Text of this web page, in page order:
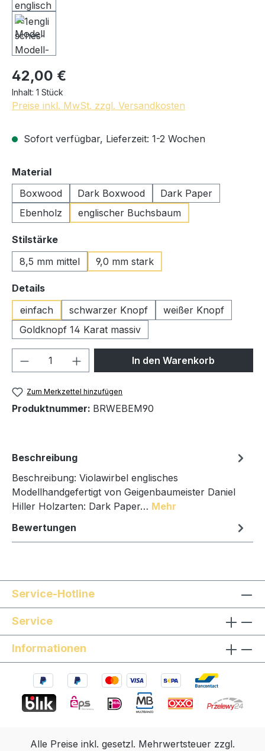
42,00 €
Inhalt: 1 Stück
Preise inkl. MwSt. zzgl. Versandkosten
Sofort verfügbar, Lieferzeit: 1-2 Wochen
Materialauswählen
Boxwood
Dark Boxwood
Dark Paper
Ebenholz
englischer Buchsbaum
Stilstärkeauswählen
8,5 mm mittel
9,0 mm stark
Detailsauswählen
einfach
schwarzer Knopf
weißer Knopf
Goldknopf 14 Karat massiv
Produkt Anzahl: Gib denIn den Warenkorb
Zum Merkzettel hinzufügen
Produktnummer: BRWEBEM90
Beschreibung
Beschreibung: Violawirbel englisches
Modellhandgefertigt von Geigenbaumeister Daniel
Hiller Holzarten: Dark Paper… Mehr
Bewertungen
Service-Hotline
Service
Informationen
Alle Preise inkl. gesetzl. Mehrwertsteuer zzgl.